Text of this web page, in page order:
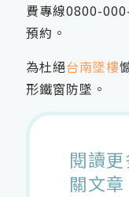
費專線0800-
預約。
為杜絕台南墜樓
形鐵窗防墜。
閱讀
關文章